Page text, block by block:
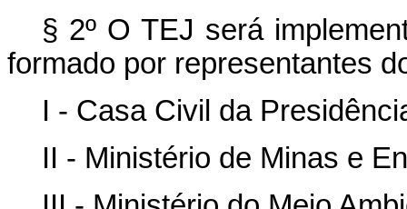
§ 2º O TEJ será
formado por representantes
I - Casa Civil da
II - Ministério de Minas e